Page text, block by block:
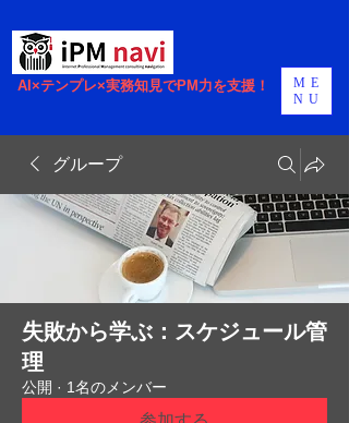
AI×テンプレ×実務知見でPM力を支援！
ME
NU
グループ
失敗から学ぶ：スケジュール管
理
公開 · 1名のメンバー